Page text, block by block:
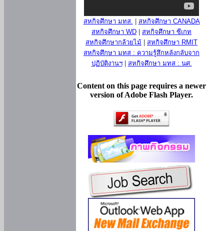
สหกิจศึกษา มทส.
สหกิจศึกษา CANADA
สหกิจศึกษา WD
สหกิจศึกษา ซีเกท
สหกิจศึกษากล้วยไม้
สหกิจศึกษา RMIT
สหกิจศึกษา มทส : ความรู้สึกหลังกลับจาก
ปฏิบัติงานฯ| สหกิจศึกษา มทส : นศ.
Content on this page requires a newer
version of Adobe Flash Player.